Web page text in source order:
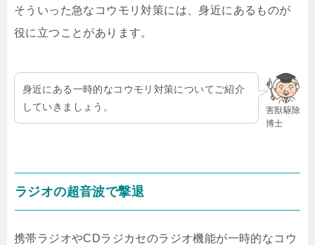
そういった急なコウモリ対策には、身近にあるものが
役に立つことがあります。
害獣駆除
博士
身近にある一時的なコウモリ対策についてご紹介
していきましょう。
ラジオの超音波で撃退
携帯ラジオやCDラジカセのラジオ機能が一時的なコウ